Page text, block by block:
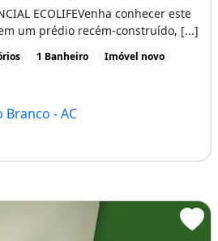
ECOLIFEVenha conhecer este
um prédio recém-construído, [...]
1 Banheiro
Imóvel novo
Branco - AC